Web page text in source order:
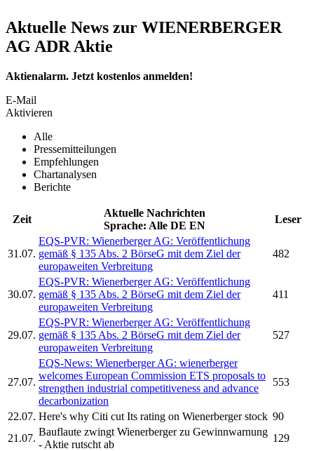
Aktuelle News zur WIENERBERGER
AG ADR Aktie
Aktienalarm. Jetzt kostenlos anmelden!
E-Mail
Aktivieren
Alle
Pressemitteilungen
Empfehlungen
Chartanalysen
Berichte
Zeit
Aktuelle Nachrichten
Sprache: Alle DE EN
Leser
31.07.
EQS-PVR: Wienerberger AG: Veröffentlichung
gemäß § 135 Abs. 2 BörseG mit dem Ziel der
europaweiten Verbreitung
482
30.07.
EQS-PVR: Wienerberger AG: Veröffentlichung
gemäß § 135 Abs. 2 BörseG mit dem Ziel der
europaweiten Verbreitung
411
29.07.
EQS-PVR: Wienerberger AG: Veröffentlichung
gemäß § 135 Abs. 2 BörseG mit dem Ziel der
europaweiten Verbreitung
527
27.07.
EQS-News: Wienerberger AG: wienerberger
welcomes European Commission ETS proposals to
strengthen industrial competitiveness and advance
decarbonization
553
22.07. Here's why Citi cut Its rating on Wienerbergerstock 90
21.07.
Bauflaute zwingt Wienerbergerzu Gewinnwarnung
- Aktie rutscht ab
129